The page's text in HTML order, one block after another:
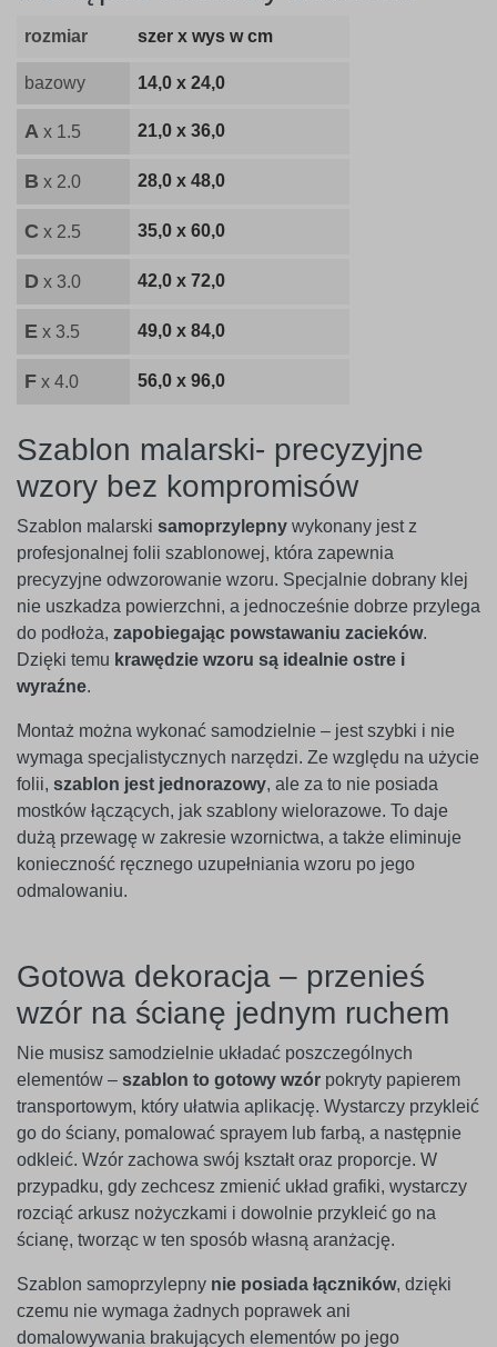
rozmiar szer x wys w cm
bazowy 14,0 x 24,0
A x 1.5 21,0 x 36,0
B x 2.0 28,0 x 48,0
C x 2.5 35,0 x 60,0
D x 3.0 42,0 x 72,0
E x 3.5 49,0 x 84,0
F x 4.0 56,0 x 96,0
Szablon malarski- precyzyjne
wzory bez kompromisów
Szablon malarski samoprzylepny wykonany jest z
profesjonalnej folii szablonowej, która zapewnia
precyzyjne odwzorowanie wzoru. Specjalnie dobrany klej
nie uszkadza powierzchni, a jednocześnie dobrze przylega
do podłoża, zapobiegając powstawaniu zacieków.
Dzięki temu krawędzie wzoru są idealnie ostre i
wyraźne.
Montaż można wykonać samodzielnie – jest szybki i nie
wymaga specjalistycznych narzędzi. Ze względu na użycie
folii, szablon jest jednorazowy, ale za to nie posiada
mostków łączących, jak szablony wielorazowe. To daje
dużą przewagę w zakresie wzornictwa, a także eliminuje
konieczność ręcznego uzupełniania wzoru po jego
odmalowaniu.
Gotowa dekoracja – przenieś
wzór na ścianę jednym ruchem
Nie musisz samodzielnie układać poszczególnych
elementów – szablon to gotowy wzór pokryty papierem
transportowym, który ułatwia aplikację. Wystarczy przykleić
go do ściany, pomalować sprayem lub farbą, a następnie
odkleić. Wzór zachowa swój kształt oraz proporcje. W
przypadku, gdy zechcesz zmienić układ grafiki, wystarczy
rozciąć arkusz nożyczkami i dowolnie przykleić go na
ścianę, tworząc w ten sposób własną aranżację.
Szablon samoprzylepny nie posiada łączników, dzięki
czemu nie wymaga żadnych poprawek ani
domalowywania brakujących elementów po jego